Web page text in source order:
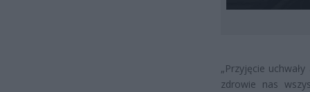
„Przyjęcie
zdrowie nas